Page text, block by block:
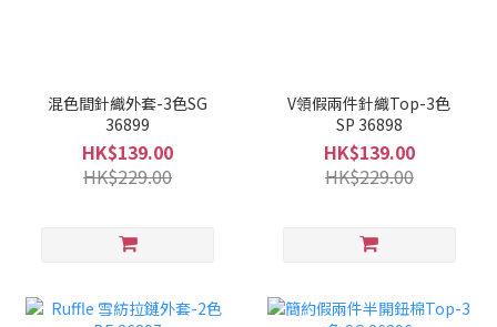
混色間針織外套-3色SG
36899
HK$139.00
HK$229.00
V領假兩件針織Top-3色
SP 36898
HK$139.00
HK$229.00